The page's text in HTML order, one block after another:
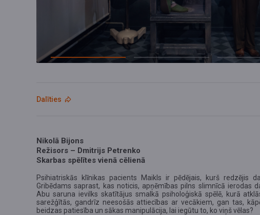
Dalīties
Nikolā Bijons
Režisors – Dmitrijs Petrenko
Skarbas spēlītes vienā cēlienā
Psihiatriskās klīnikas pacients Maikls ir pēdējais, kurš redzējis
Gribēdams saprast, kas noticis, apņēmības pilns slimnīcā ierodas
Abu saruna ievilks skatītājus smalkā psiholoģiskā spēlē, kurā
sarežģītās, gandrīz neesošās attiecības ar vecākiem, gan tas,
beidzas patiesība un sākas manipulācija, lai iegūtu to, ko viņš vēlas?